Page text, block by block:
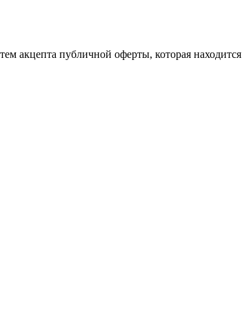
акцепта публичной оферты, которая находится